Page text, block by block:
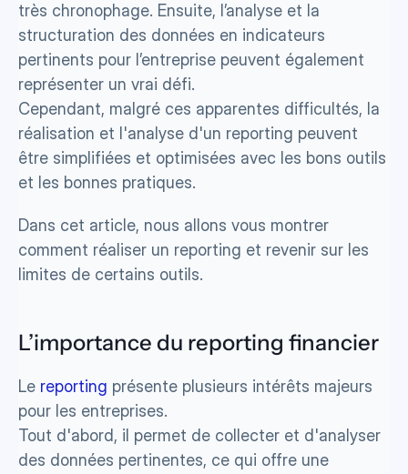
très chronophage. Ensuite, l’analyse et la
structuration des données en indicateurs
pertinents pour l’entreprise peuvent également
représenter un vrai défi.
Cependant, malgré ces apparentes difficultés, la
réalisation et l'analyse d'un reporting peuvent
être simplifiées et optimisées avec les bons outils
et les bonnes pratiques.
Dans cet article, nous allons vous montrer
comment réaliser un reporting et revenir sur les
limites de certains outils.
L’importance du reporting financier
Le reporting présente plusieurs intérêts majeurs
pour les entreprises.
Tout d'abord, il permet de collecter et d'analyser
des données pertinentes, ce qui offre une